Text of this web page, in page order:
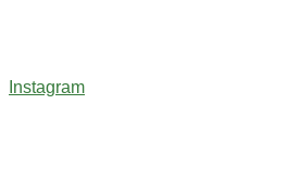
Instagram